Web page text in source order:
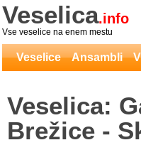
Veselica.info
Vse veselice na enem mestu
Veselice Ansambli
Veselica:
Brežice -